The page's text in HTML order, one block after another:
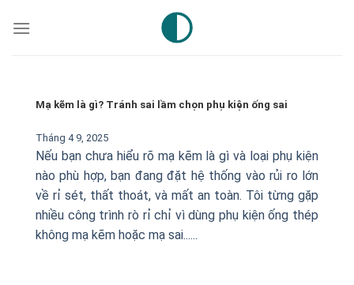
Mạ kẽm là gì? Tránh sai lầm chọn phụ kiện ống sai
Tháng 4 9, 2025
Nếu bạn chưa hiểu rõ mạ kẽm là gì và loại phụ kiện
nào phù hợp, bạn đang đặt hệ thống vào rủi ro lớn
về rỉ sét, thất thoát, và mất an toàn. Tôi từng gặp
nhiều công trình rò rỉ chỉ vì dùng phụ kiện ống thép
không mạ kẽm hoặc mạ sai......